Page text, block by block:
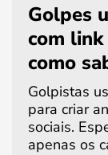
Golpes
com link
como
Golpistas
para criar
sociais.
apenas os